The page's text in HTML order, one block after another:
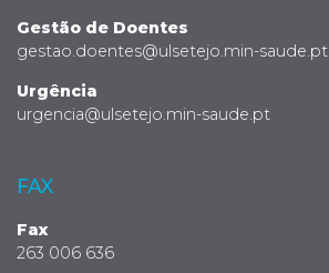
Gestão de Doentes
gestao.doentes@ulsetejo.min-saude.pt
Urgência
urgencia@ulsetejo.min-saude.pt
FAX
Fax
263 006 636